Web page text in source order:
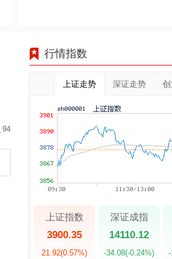
94
行情指数
上证走势 深证走势
上证指数
3900.35
21.92(0.57%)
深证成指
14110.12
-34.08(-0.24%)